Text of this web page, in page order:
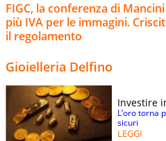
FIGC, la conferenza di
più IVA per le immagini.
il regolamento
Gioielleria Delfino
Investire
L’oro torna
sicuri
LEGGI